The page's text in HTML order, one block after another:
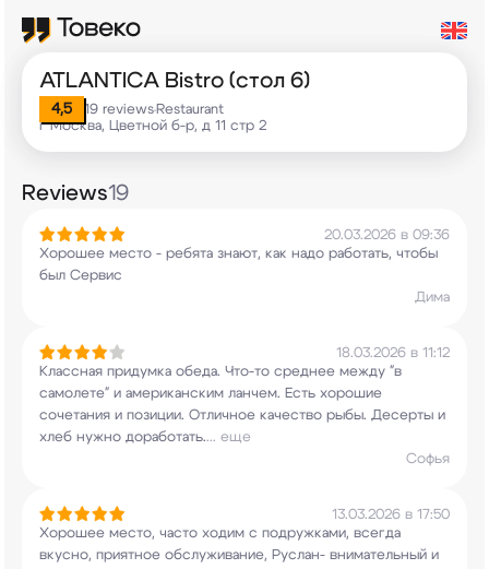
ATLANTICA Bistro (стол 6)
4,5 19 reviews•Restaurant
г Москва, Цветной б-р, д 11 стр 2
Reviews19
20.03.2026 в 09:36
Хорошее место - ребята знают, как надо работать, чтобы
был Сервис
Дима
18.03.2026 в 11:12
Классная придумка обеда. Что-то среднее между "в
самолете" и американским ланчем. Есть хорошие
сочетания и позиции. Отличное качество рыбы. Десерты и
хлеб нужно доработать.... еще
Софья
13.03.2026 в 17:50
Хорошее место, часто ходим с подружками, всегда
вкусно, приятное обслуживание, Руслан- внимательный и